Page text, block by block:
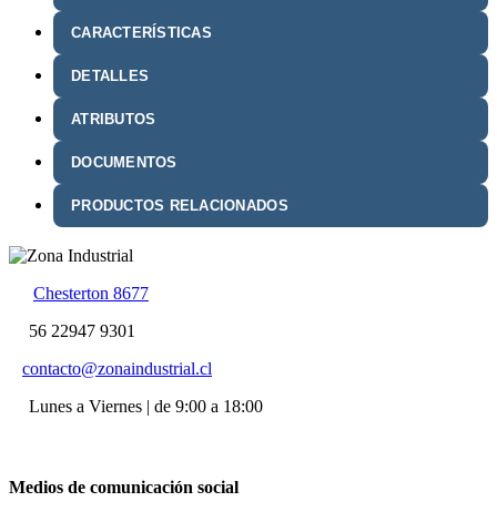
CARACTERÍSTICAS
DETALLES
ATRIBUTOS
DOCUMENTOS
PRODUCTOS RELACIONADOS
Chesterton 8677
56 22947 9301
contacto@zonaindustrial.cl
Lunes a Viernes | de 9:00 a 18:00
Medios de comunicación social